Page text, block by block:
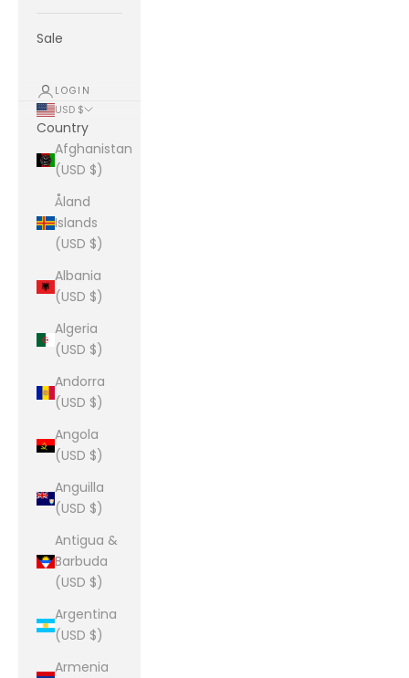
Sale
LOGIN
USD $
Country
Afghanistan
(USD $)
Åland
Islands
(USD $)
Albania
(USD $)
Algeria
(USD $)
Andorra
(USD $)
Angola
(USD $)
Anguilla
(USD $)
Antigua &
Barbuda
(USD $)
Argentina
(USD $)
Armenia